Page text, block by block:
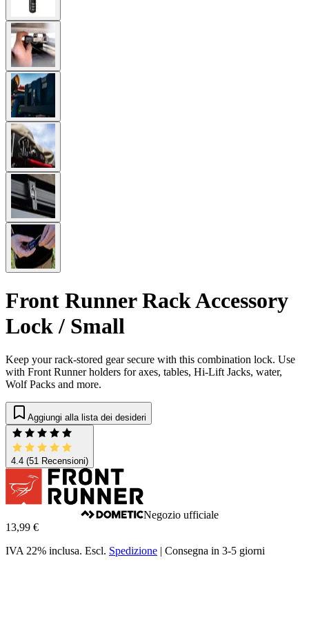
Front Runner Rack Accessory
Lock / Small
Keep your rack-stored gear secure with this combination lock. Use
with Front Runner holders for axes, tables, Hi-Lift Jacks, water,
Wolf Packs and more.
Aggiungi alla lista dei desideri
4.4 (51 Recensioni)
Negozio ufficiale
13,99 €
IVA 22% inclusa. Escl. Spedizione | Consegna in 3-5 giorni